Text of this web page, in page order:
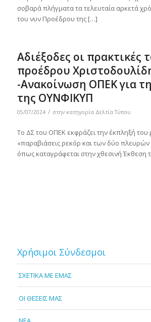
σοβαρά πλήγματα τα τελευταία αρκετά
του νυν Προέδρου της […]
Αδιέξοδες οι πρακτικές
προέδρου
-Ανακοίνωση ΟΠΕΚ για
της ΟΥΝΦΙΚΥΠ
05/07/2024 / στην κατηγορία Δελτία Τύπου
Το ΔΣ του ΟΠΕΚ εκφράζει την έκπληξή
«παραβιάσεις ρεκόρ και των δύο
όπως καταγράφεται στην χθεσινή Έκθεση
Χρήσιμοι Σύνδεσμοι
ΣΧΕΤΙΚΑ ΜΕ ΕΜΑΣ
OI ΘΕΣΕΙΣ ΜΑΣ